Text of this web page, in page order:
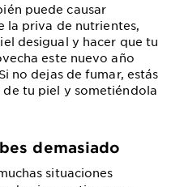
puede causar
la priva de nutrientes,
desigual y hacer que tu
este nuevo año
no dejas de fumar, estás
tu piel y sometiéndola
demasiado
situaciones